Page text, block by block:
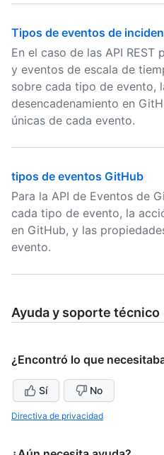
Tipos de eventos de
En el caso de las API
y eventos de escala de
sobre cada tipo de evento,
desencadenamiento en
únicas de cada evento.
tipos de eventos GitHub
Para la API de Eventos de
cada tipo de evento, la
en GitHub, y las
evento.
Ayuda y soporte técnico
¿Encontró lo que
Sí No
Directiva de privacidad